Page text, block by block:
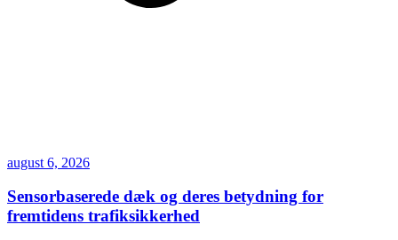
august 6, 2026
Sensorbaserede dæk og deres betydning for
fremtidens trafiksikkerhed